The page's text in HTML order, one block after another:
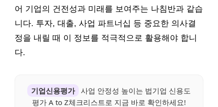
어 기업의 건전성과 미래를 보여주는 나침반과 같습
니다. 투자, 대출, 사업 파트너십 등 중요한 의사결
정을 내릴 때 이 정보를 적극적으로 활용해야 합니
다.
기업신용평가 사업 안정성 높이는 법기업 신용도
평가 A to Z체크리스트로 지금 바로 확인하세요!